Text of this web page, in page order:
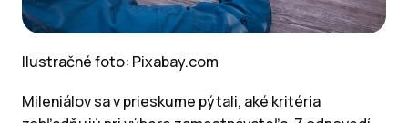
Ilustračné foto: Pixabay.com
Mileniálov sa v prieskume pýtali, aké kritéria